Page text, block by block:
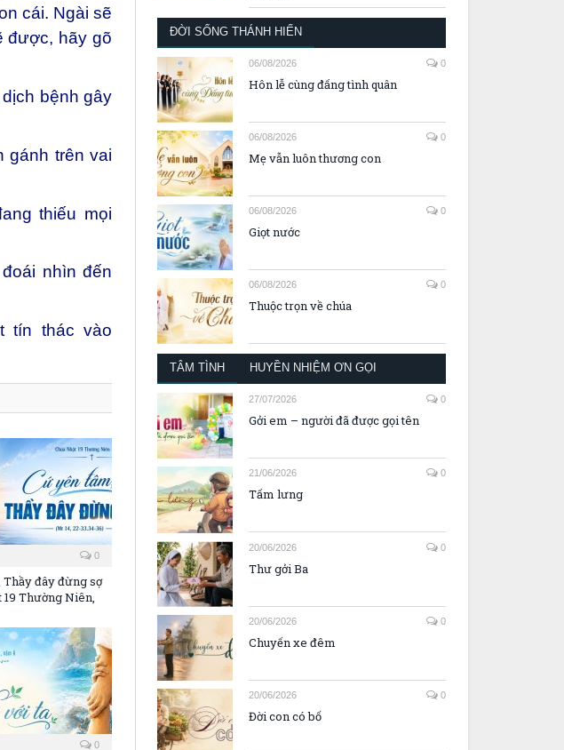
cái. Ngài sẽ
được, hãy gõ
bệnh gây
gánh trên vai
thiếu mọi
nhìn đến
tín thác vào
0
Thầy đây đừng sợ
19 Thường Niên,
0
ĐỜI SỐNG THÁNH HIẾN
06/08/2026 0
Hôn lễ cùng đấng tình quân
06/08/2026 0
Mẹ vẫn luôn thương con
06/08/2026 0
Giọt nước
06/08/2026 0
Thuộc trọn về chúa
TÂM TÌNH HUYỀN NHIỆM ƠN GỌI
27/07/2026 0
Gởi em – người đã được gọi tên
21/06/2026 0
Tấm lưng
20/06/2026 0
Thư gởi Ba
20/06/2026 0
Chuyến xe đêm
20/06/2026 0
Đời con có bố